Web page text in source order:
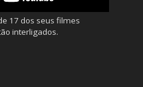
17 dos seus filmes
interligados.